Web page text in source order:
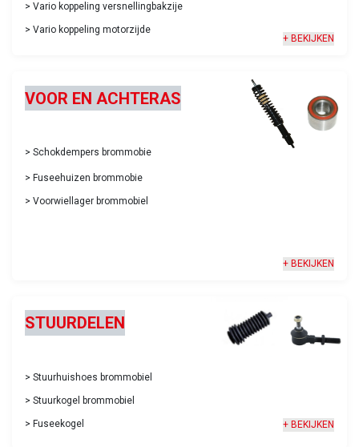
> Vario koppeling versnellingbakzije
> Vario koppeling motorzijde
+ BEKIJKEN
VOOR EN ACHTERAS
> Schokdempers brommobie
> Fuseehuizen brommobie
> Voorwiellager brommobiel
+ BEKIJKEN
STUURDELEN
> Stuurhuishoes brommobiel
> Stuurkogel brommobiel
> Fuseekogel + BEKIJKEN